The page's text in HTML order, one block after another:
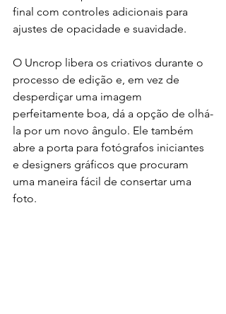
final com controles adicionais para
ajustes de opacidade e suavidade.
O Uncrop libera os criativos durante o
processo de edição e, em vez de
desperdiçar uma imagem
perfeitamente boa, dá a opção de olhá-
la por um novo ângulo. Ele também
abre a porta para fotógrafos iniciantes
e designers gráficos que procuram
uma maneira fácil de consertar uma
foto.